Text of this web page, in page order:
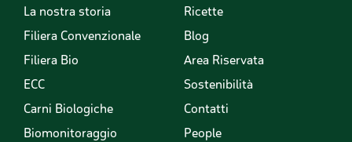
La nostra storia
Filiera Convenzionale
Filiera Bio
ECC
Carni Biologiche
Biomonitoraggio
Ricette
Blog
Area Riservata
Sostenibilità
Contatti
People